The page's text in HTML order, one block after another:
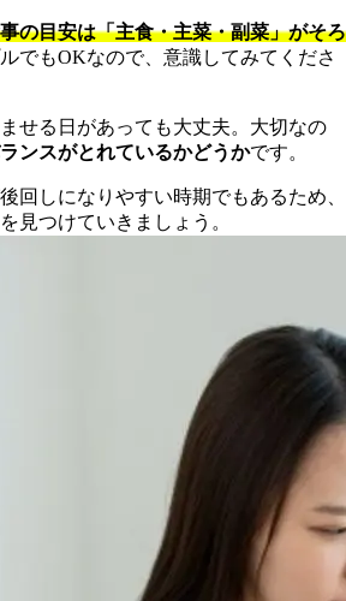
の目安は「主食・主菜・副菜」がそろ
でもOKなので、意識してみてくださ
せる日があっても大丈夫。大切なの
ンスがとれているかどうかです。
回しになりやすい時期でもあるため、
見つけていきましょう。